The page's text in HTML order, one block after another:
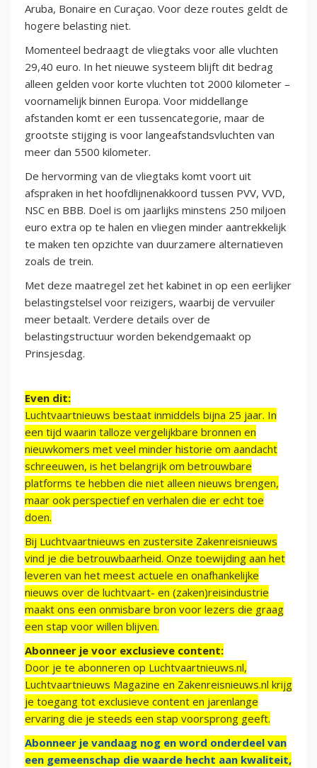
Aruba, Bonaire en Curaçao. Voor deze routes geldt de
hogere belasting niet.
Momenteel bedraagt de vliegtaks voor alle vluchten
29,40 euro. In het nieuwe systeem blijft dit bedrag
alleen gelden voor korte vluchten tot 2000 kilometer –
voornamelijk binnen Europa. Voor middellange
afstanden komt er een tussencategorie, maar de
grootste stijging is voor langeafstandsvluchten van
meer dan 5500 kilometer.
De hervorming van de vliegtaks komt voort uit
afspraken in het hoofdlijnenakkoord tussen PVV, VVD,
NSC en BBB. Doel is om jaarlijks minstens 250 miljoen
euro extra op te halen en vliegen minder aantrekkelijk
te maken ten opzichte van duurzamere alternatieven
zoals de trein.
Met deze maatregel zet het kabinet in op een eerlijker
belastingstelsel voor reizigers, waarbij de vervuiler
meer betaalt. Verdere details over de
belastingstructuur worden bekendgemaakt op
Prinsjesdag.
Even dit:
Luchtvaartnieuws bestaat inmiddels bijna 25 jaar. In
een tijd waarin talloze vergelijkbare bronnen en
nieuwkomers met veel minder historie om aandacht
schreeuwen, is het belangrijk om betrouwbare
platforms te hebben die niet alleen nieuws brengen,
maar ook perspectief en verhalen die er echt toe
doen.
Bij Luchtvaartnieuws en zustersite Zakenreisnieuws
vind je die betrouwbaarheid. Onze toewijding aan het
leveren van het meest actuele en onafhankelijke
nieuws over de luchtvaart- en (zaken)reisindustrie
maakt ons een onmisbare bron voor lezers die graag
een stap voor willen blijven.
Abonneer je voor exclusieve content:
Door je te abonneren op Luchtvaartnieuws.nl,
Luchtvaartnieuws Magazine en Zakenreisnieuws.nl krijg
je toegang tot exclusieve content en jarenlange
ervaring die je steeds een stap voorsprong geeft.
Abonneer je vandaag nog en word onderdeel van
een gemeenschap die waarde hecht aan kwaliteit,